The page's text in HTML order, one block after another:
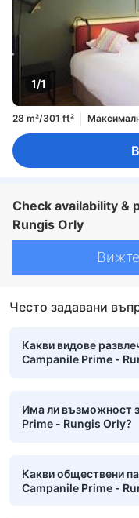
1/1
28 m²/301 ft²
Check availability &
Rungis Orly
Често задавани
Какви видове
Campanile Prime -
Има ли възможност
Prime - Rungis Orly?
Какви обществени
Campanile Prime -